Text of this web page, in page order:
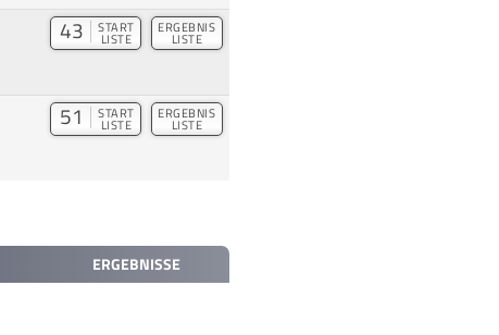
43 START
LISTE
ERGEBNIS
LISTE
51 START
LISTE
ERGEBNIS
LISTE
ERGEBNISSE